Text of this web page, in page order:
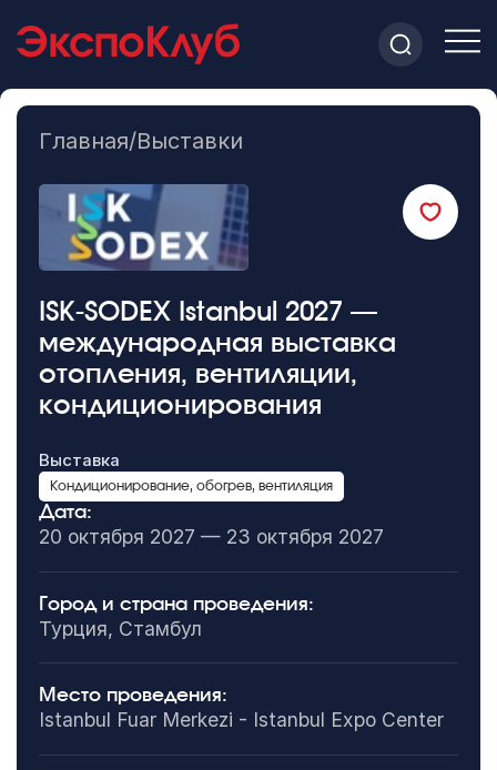
Главная/Выставки
ISK-SODEX Istanbul 2027 —
международная выставка
отопления, вентиляции,
кондиционирования
Выставка
Кондиционирование, обогрев, вентиляция
Дата:
20 октября 2027 — 23 октября 2027
Город и страна проведения:
Турция, Стамбул
Место проведения:
Istanbul Fuar Merkezi - Istanbul Expo Center